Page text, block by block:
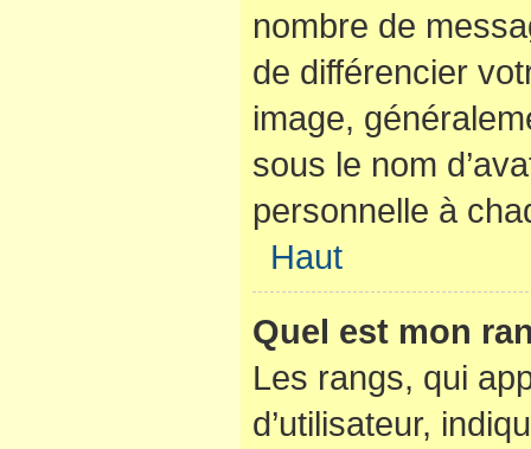
nombre de
de différencier
image,
sous le nom
personnelle à
Haut
Quel est mon
Les rangs, qui
d’utilisateur,